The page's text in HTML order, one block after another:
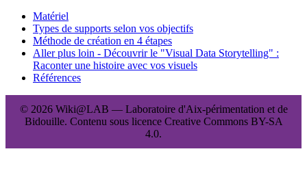
Matériel
Types de supports selon vos objectifs
Méthode de création en 4 étapes
Aller plus loin - Découvrir le "Visual Data Storytelling" :
Raconter une histoire avec vos visuels
Références
© 2026 Wiki@LAB — Laboratoire d'Aix-périmentation et de
Bidouille. Contenu sous licence Creative Commons BY-SA
4.0.